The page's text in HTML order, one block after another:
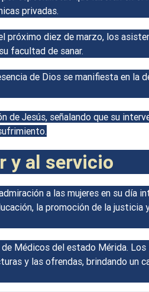
privadas.
próximo diez de marzo, los
facultad de sanar.
de Dios se manifiesta en la
de Jesús, señalando que su
y al servicio
a las mujeres en su día
la promoción de la justicia
Médicos del estado Mérida.
y las ofrendas, brindando un